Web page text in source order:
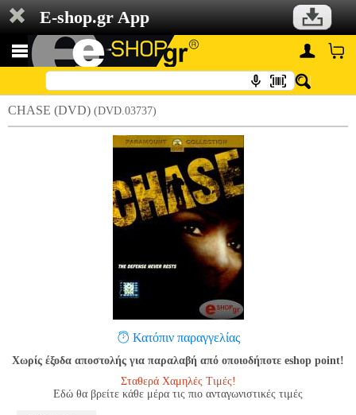
E-shop.gr App
CHASE (DVD) (DVD.03737)
Κατόπιν παραγγελίας
Χωρίς έξοδα αποστολής για παραλαβή από οποιοδήποτε eshop point!
Σταθερά Χαμηλές Τιμές!
Εδώ θα βρείτε κάθε μέρα τις πιο ανταγωνιστικές τιμές